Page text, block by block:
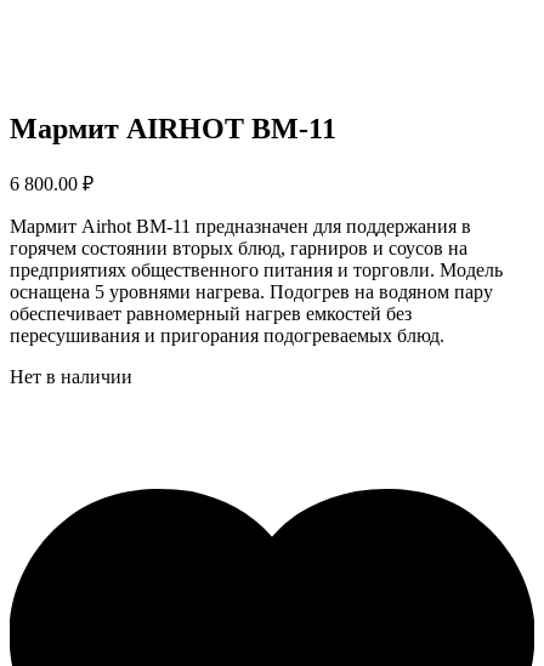
Мармит AIRHOT BM-11
6 800.00 ₽
Мармит Airhot BM-11 предназначен для поддержания в
горячем состоянии вторых блюд, гарниров и соусов на
предприятиях общественного питания и торговли. Модель
оснащена 5 уровнями нагрева. Подогрев на водяном пару
обеспечивает равномерный нагрев емкостей без
пересушивания и пригорания подогреваемых блюд.
Нет в наличии